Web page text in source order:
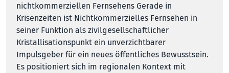
nichtkommerziellen Fernsehens Gerade in
Krisenzeiten ist Nichtkommerzielles Fernsehen in
seiner Funktion als zivilgesellschaftlicher
Kristallisationspunkt ein unverzichtbarer
Impulsgeber für ein neues öffentliches Bewusstsein.
Es positioniert sich im regionalen Kontext mit